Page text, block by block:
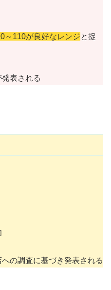
～110が良好なレンジと捉
発表される
の調査に基づき発表される